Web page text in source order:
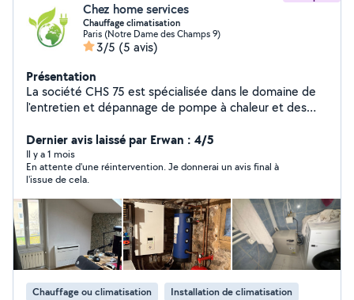
Chez home services
Chauffage climatisation
Paris (Notre Dame des Champs 9)
3/5 (5 avis)
Présentation
La société CHS 75 est spécialisée dans le domaine de
l'entretien et dépannage de pompe à chaleur et des
France sous 24h. Nous réalisons des devis gratuit pour
votre futur installation . Nous avons toutes les
qualifications requises pour effectuer la manipulation
des fluides
Dernier avis laissé par Erwan : 4/5
Il y a 1 mois
En attente d'une réintervention. Je donnerai un avis final à
l'issue de cela.
Chauffage ou climatisation Installation de climatisation